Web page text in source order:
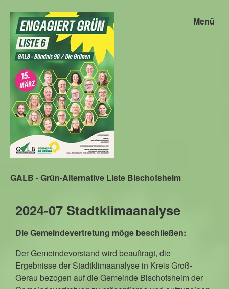
GALB - Grün-Alternative Liste Bischofsheim
Menü
2024-07 Stadtklimaanalyse
Die Gemeindevertretung möge beschließen:
Der Gemeindevorstand wird beauftragt, die
Ergebnisse der Stadtklimaanalyse in Kreis Groß-
Gerau bezogen auf die Gemeinde Bischofsheim der